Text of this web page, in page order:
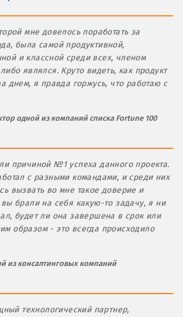
мне довелось поработать за
была самой продуктивной,
и классной среди всех, членом
являлся. Круто видеть, как продукт
днем, я правда горжусь, что работаю с
одной из компаний списка Fortune 100
причиной №1 успеха данного проекта.
с разными командами, и среди них
вызвать во мне такое доверие и
брали на себя какую-то задачу, я ни
будет ли она завершена в срок или
образом - это всегда происходило
из консалтинговых компаний
технологический партнер,